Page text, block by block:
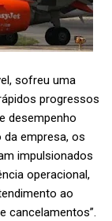
sofreu uma
progressos
desempenho
empresa, os
impulsionados
operacional,
ao
cancelamentos”.